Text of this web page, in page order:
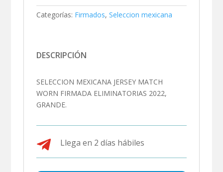
Categorías: Firmados,Seleccion mexicana
DESCRIPCIÓN
SELECCION MEXICANA JERSEY MATCH
WORN FIRMADA ELIMINATORIAS 2022,
GRANDE.
 Llega en 2 días hábiles